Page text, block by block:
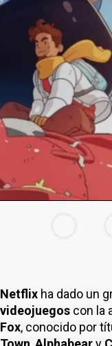
Netflix ha dado un
videojuegos con la
Fox, conocido por